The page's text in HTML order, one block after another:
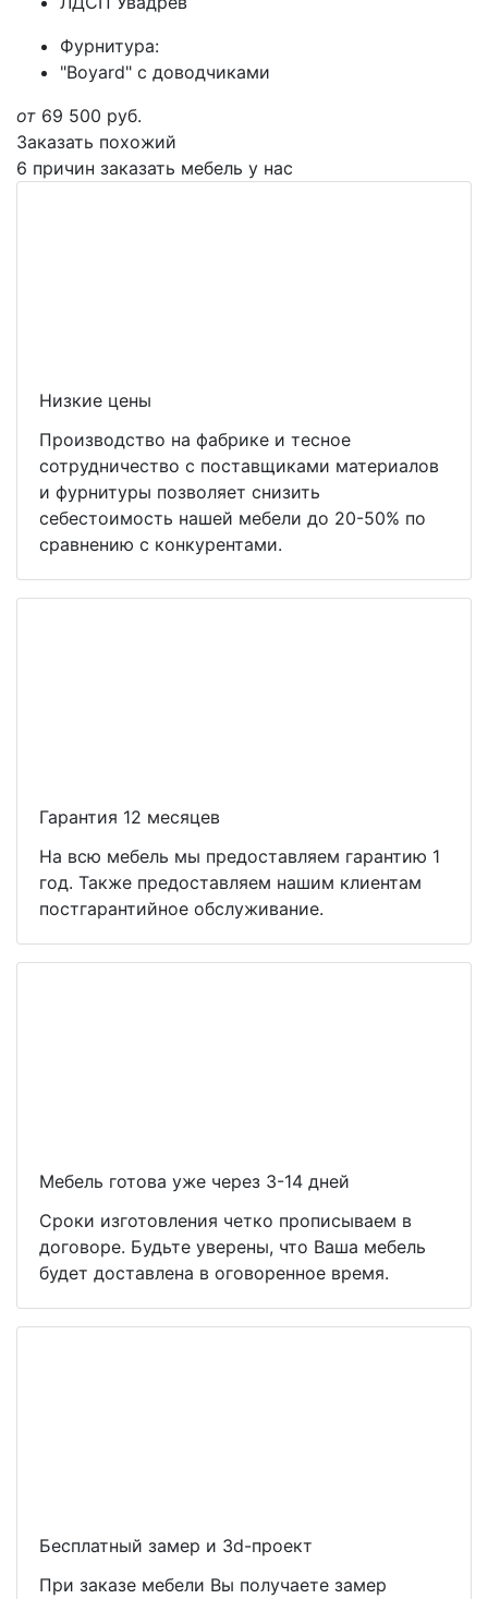
Фурнитура:
"Boyard" с доводчиками
от 69 500 руб.
Заказать похожий
6 причин заказать мебель у нас
Низкие цены
Производство на фабрике и тесное
сотрудничество с поставщиками материалов
и фурнитуры позволяет снизить
себестоимость нашей мебели до 20-50% по
сравнению с конкурентами.
Гарантия 12 месяцев
На всю мебель мы предоставляем гарантию 1
год. Также предоставляем нашим клиентам
постгарантийное обслуживание.
Мебель готова уже через 3-14 дней
Сроки изготовления четко прописываем в
договоре. Будьте уверены, что Ваша мебель
будет доставлена в оговоренное время.
Бесплатный замер и 3d-проект
При заказе мебели Вы получаете замер